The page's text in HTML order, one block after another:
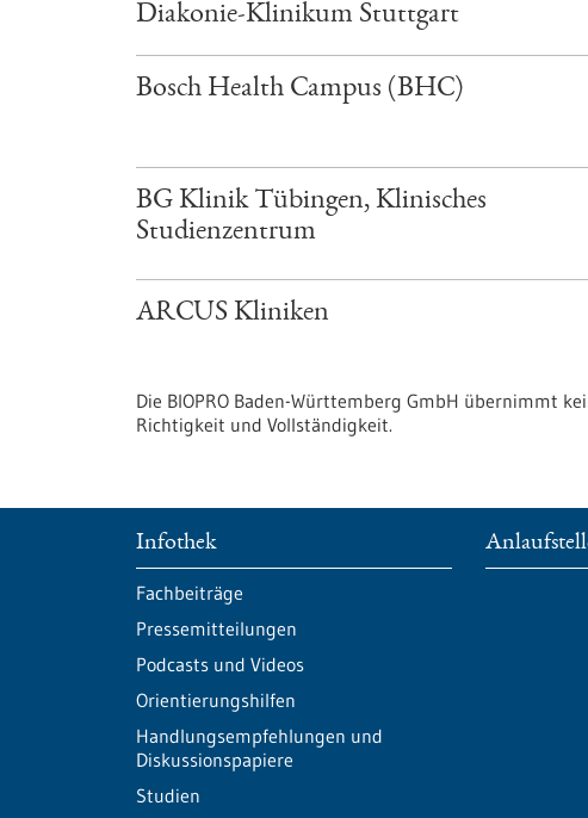
Diakonie-Klinikum Stuttgart
Bosch Health Campus (BHC)
BG Klinik Tübingen, Klinisches
Studienzentrum
ARCUS Kliniken
Die BIOPRO Baden-Württemberg GmbH übernimmt
Richtigkeit und Vollständigkeit.
Infothek
Fachbeiträge
Pressemitteilungen
Podcasts und Videos
Orientierungshilfen
Handlungsempfehlungen und
Diskussionspapiere
Studien